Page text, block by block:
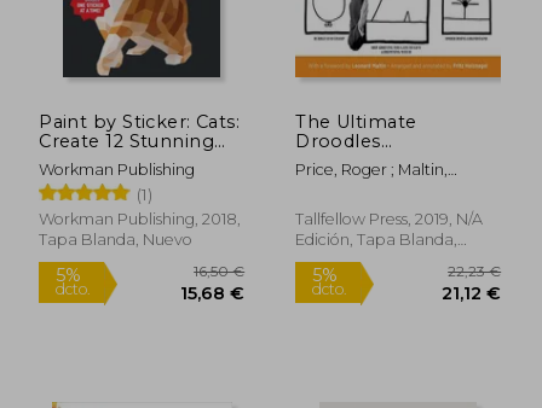
5% 20,83 € 5%
Paint by Sticker: Cats:
Create 12 Stunning
Images one Sticker at
a Time (en Inglés)
Workman Publishing
(1)
Workman Publishing, 2018,
Tapa Blanda, Nuevo
The Ultimate
Droodles
Compendium: The
Absurdly Complete
Classic Zany Creations
(en Inglés)
Price, Roger ; Maltin,
Tallfellow Press, 2019, N/A
Edición, Tapa Blanda,
Nuevo